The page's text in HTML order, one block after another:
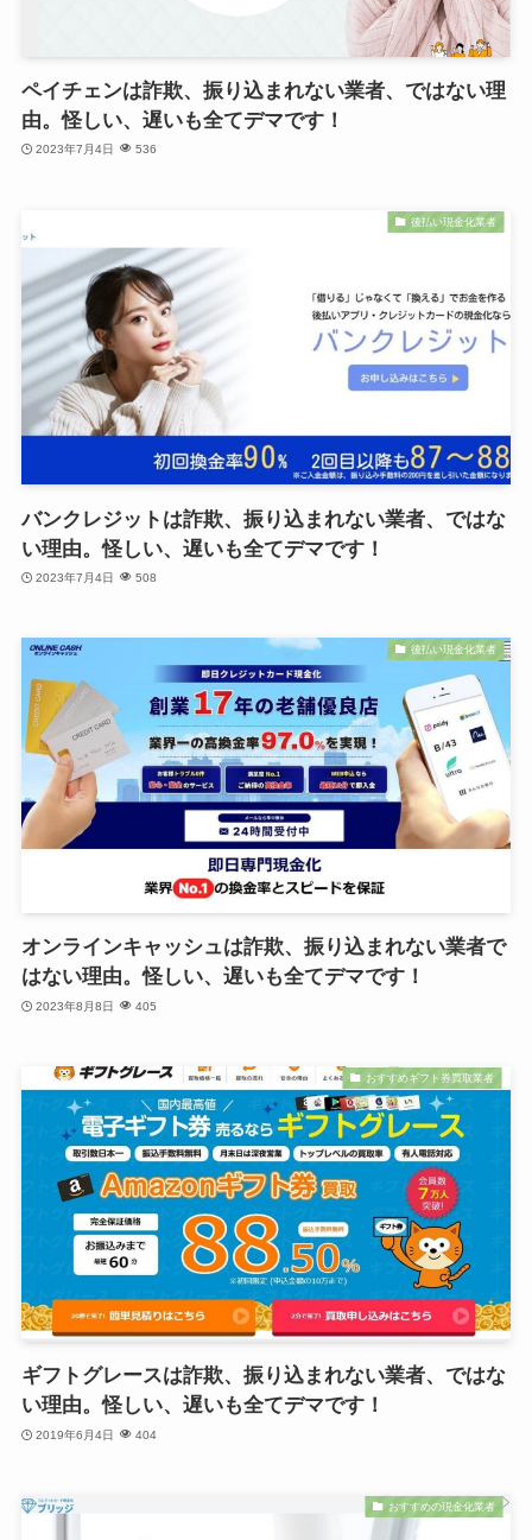
ペイチェンは詐欺、振り込まれない業者、ではない理
由。怪しい、遅いも全てデマです！
2023年7月4日 536
後払い現金化業者
バンクレジットは詐欺、振り込まれない業者、ではな
い理由。怪しい、遅いも全てデマです！
2023年7月4日 508
後払い現金化業者
オンラインキャッシュは詐欺、振り込まれない業者で
はない理由。怪しい、遅いも全てデマです！
2023年8月8日 405
おすすめギフト券買取業者
ギフトグレースは詐欺、振り込まれない業者、ではな
い理由。怪しい、遅いも全てデマです！
2019年6月4日 404
おすすめの現金化業者